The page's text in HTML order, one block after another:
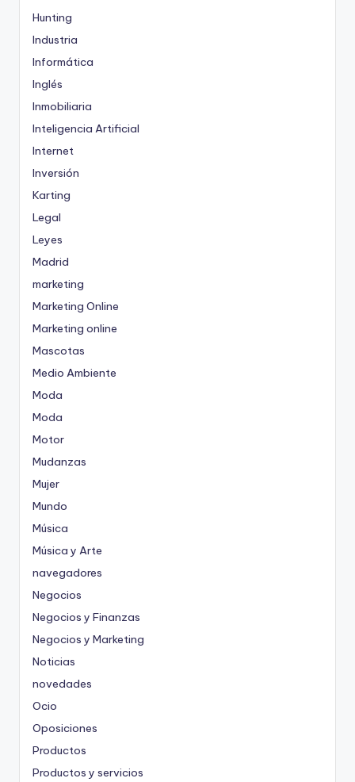
Hunting
Industria
Informática
Inglés
Inmobiliaria
Inteligencia Artificial
Internet
Inversión
Karting
Legal
Leyes
Madrid
marketing
Marketing Online
Marketing online
Mascotas
Medio Ambiente
Moda
Moda
Motor
Mudanzas
Mujer
Mundo
Música
Música y Arte
navegadores
Negocios
Negocios y Finanzas
Negocios y Marketing
Noticias
novedades
Ocio
Oposiciones
Productos
Productos y servicios